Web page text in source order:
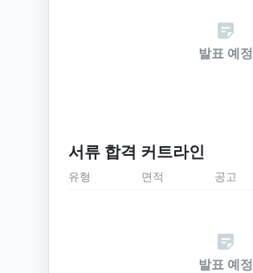
발표 예정
서류 합격 커트라인
유형 면적 공고
발표 예정